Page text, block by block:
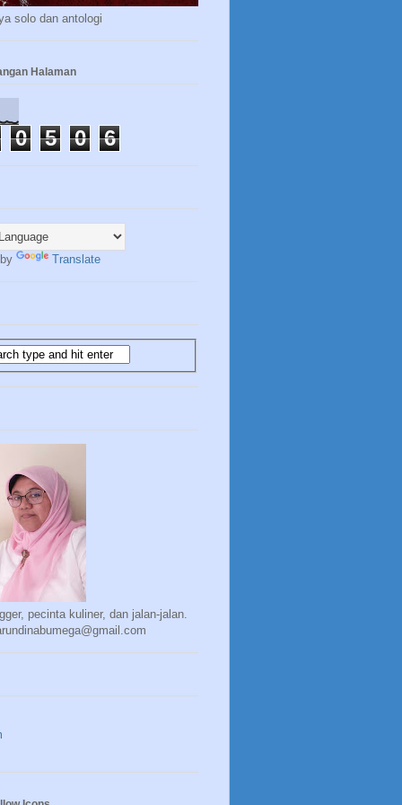
solo dan antologi
Halaman
0 5 0 6
Translate
pecinta kuliner, dan jalan-jalan.